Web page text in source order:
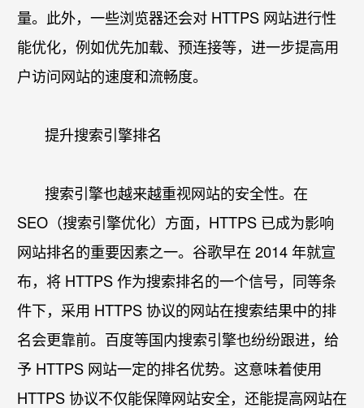
量。此外，一些浏览器还会对 HTTPS 网站进行性
能优化，例如优先加载、预连接等，进一步提高用
户访问网站的速度和流畅度。​
提升搜索引擎排名​
搜索引擎也越来越重视网站的安全性。在
SEO（搜索引擎优化）方面，HTTPS 已成为影响
网站排名的重要因素之一。谷歌早在 2014 年就宣
布，将 HTTPS 作为搜索排名的一个信号，同等条
件下，采用 HTTPS 协议的网站在搜索结果中的排
名会更靠前。百度等国内搜索引擎也纷纷跟进，给
予 HTTPS 网站一定的排名优势。这意味着使用
HTTPS 协议不仅能保障网站安全，还能提高网站在